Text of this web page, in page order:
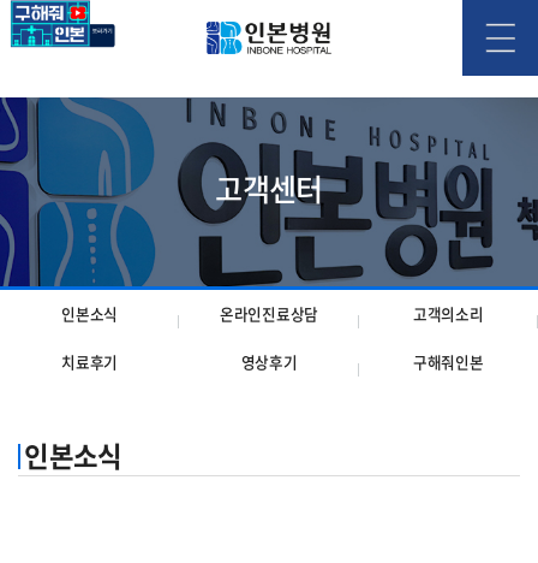
고객센터
인본소식 온라인진료상담 고객의소리
치료후기 영상후기 구해줘인본
인본소식